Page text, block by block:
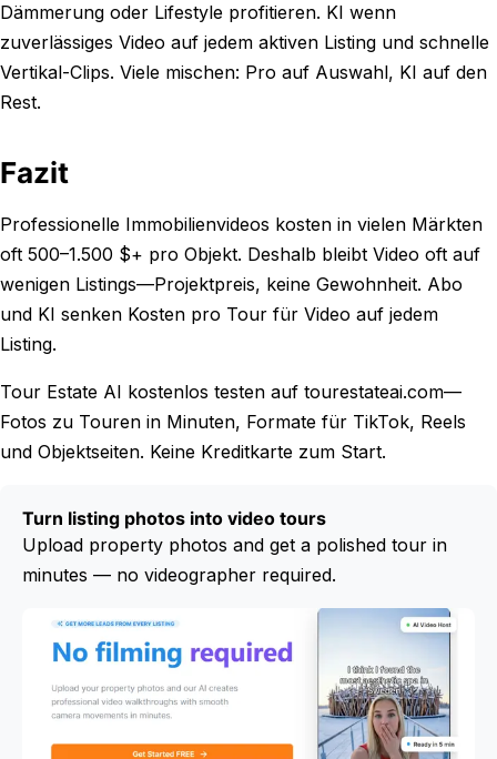
Dämmerung oder Lifestyle profitieren. KI wenn
zuverlässiges Video auf jedem aktiven Listing und schnelle
Vertikal-Clips. Viele mischen: Pro auf Auswahl, KI auf den
Rest.
Fazit
Professionelle Immobilienvideos kosten in vielen Märkten
oft 500–1.500 $+ pro Objekt. Deshalb bleibt Video oft auf
wenigen Listings—Projektpreis, keine Gewohnheit. Abo
und KI senken Kosten pro Tour für Video auf jedem
Listing.
Tour Estate AI kostenlos testen auf tourestateai.com—
Fotos zu Touren in Minuten, Formate für TikTok, Reels
und Objektseiten. Keine Kreditkarte zum Start.
Turn listing photos into video tours
Upload property photos and get a polished tour in
minutes — no videographer required.